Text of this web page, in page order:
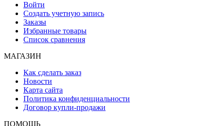
Войти
Создать учетную запись
Заказы
Избранные товары
Список сравнения
МАГАЗИН
Как сделать заказ
Новости
Карта сайта
Политика конфиденциальности
Договор купли-продажи
ПОМОЩЬ